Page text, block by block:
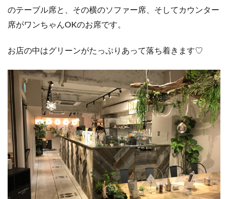
のテーブル席と、その横のソファー席、そしてカウンター
席がワンちゃんOKのお席です。
お店の中はグリーンがたっぷりあって落ち着きます♡